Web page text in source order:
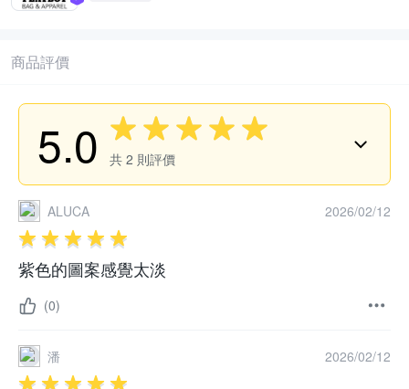
商品評價
5.0 共 2 則評價
ALUCA 2026/02/12
紫色的圖案感覺太淡
(0)
潘 2026/02/12